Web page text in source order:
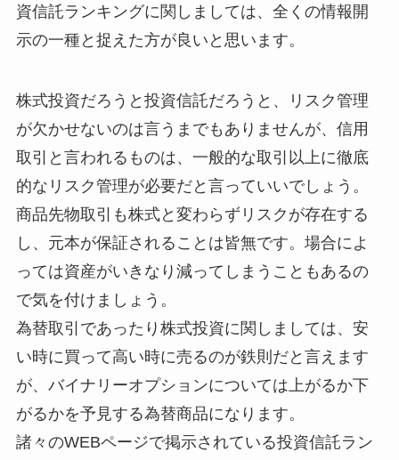
資信託ランキングに関しましては、全くの情報開
示の一種と捉えた方が良いと思います。
株式投資だろうと投資信託だろうと、リスク管理
が欠かせないのは言うまでもありませんが、信用
取引と言われるものは、一般的な取引以上に徹底
的なリスク管理が必要だと言っていいでしょう。
商品先物取引も株式と変わらずリスクが存在する
し、元本が保証されることは皆無です。場合によ
っては資産がいきなり減ってしまうこともあるの
で気を付けましょう。
為替取引であったり株式投資に関しましては、安
い時に買って高い時に売るのが鉄則だと言えます
が、バイナリーオプションについては上がるか下
がるかを予見する為替商品になります。
諸々のWEBページで掲示されている投資信託ラン